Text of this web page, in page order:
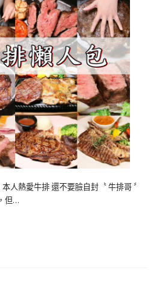
人熱愛牛排 還不要臉自封〝 牛排哥 〞
但…